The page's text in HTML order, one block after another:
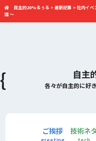
自主
各々が自主的に好
自主的20%るぅる > 最新記事 >社内イベ
議 〜
ご挨拶 技術ネ